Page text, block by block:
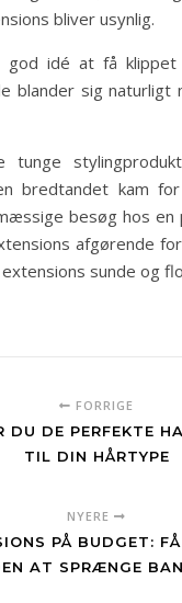
bliver usynlig.
idé at få klippet
blander sig naturligt
tunge
bredtandet kam
besøg hos
afgørende
sunde og
FORRIGE
DU DE PERFEKTE
TIL DIN HÅRTYPE
NYERE
PÅ BUDGET:
AT SPRÆNGE